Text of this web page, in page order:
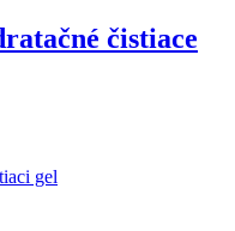
čistiace